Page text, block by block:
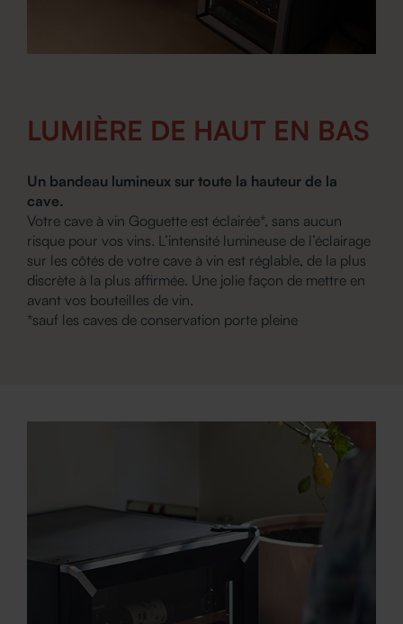
LUMIÈRE DE HAUT EN BAS
Un bandeau lumineux sur toute la hauteur de la
cave.
Votre cave à vin Goguette est éclairée*, sans aucun
risque pour vos vins. L’intensité lumineuse de l’éclairage
sur les côtés de votre cave à vin est réglable, de la plus
discrète à la plus affirmée. Une jolie façon de mettre en
avant vos bouteilles de vin.
*sauf les caves de conservation porte pleine